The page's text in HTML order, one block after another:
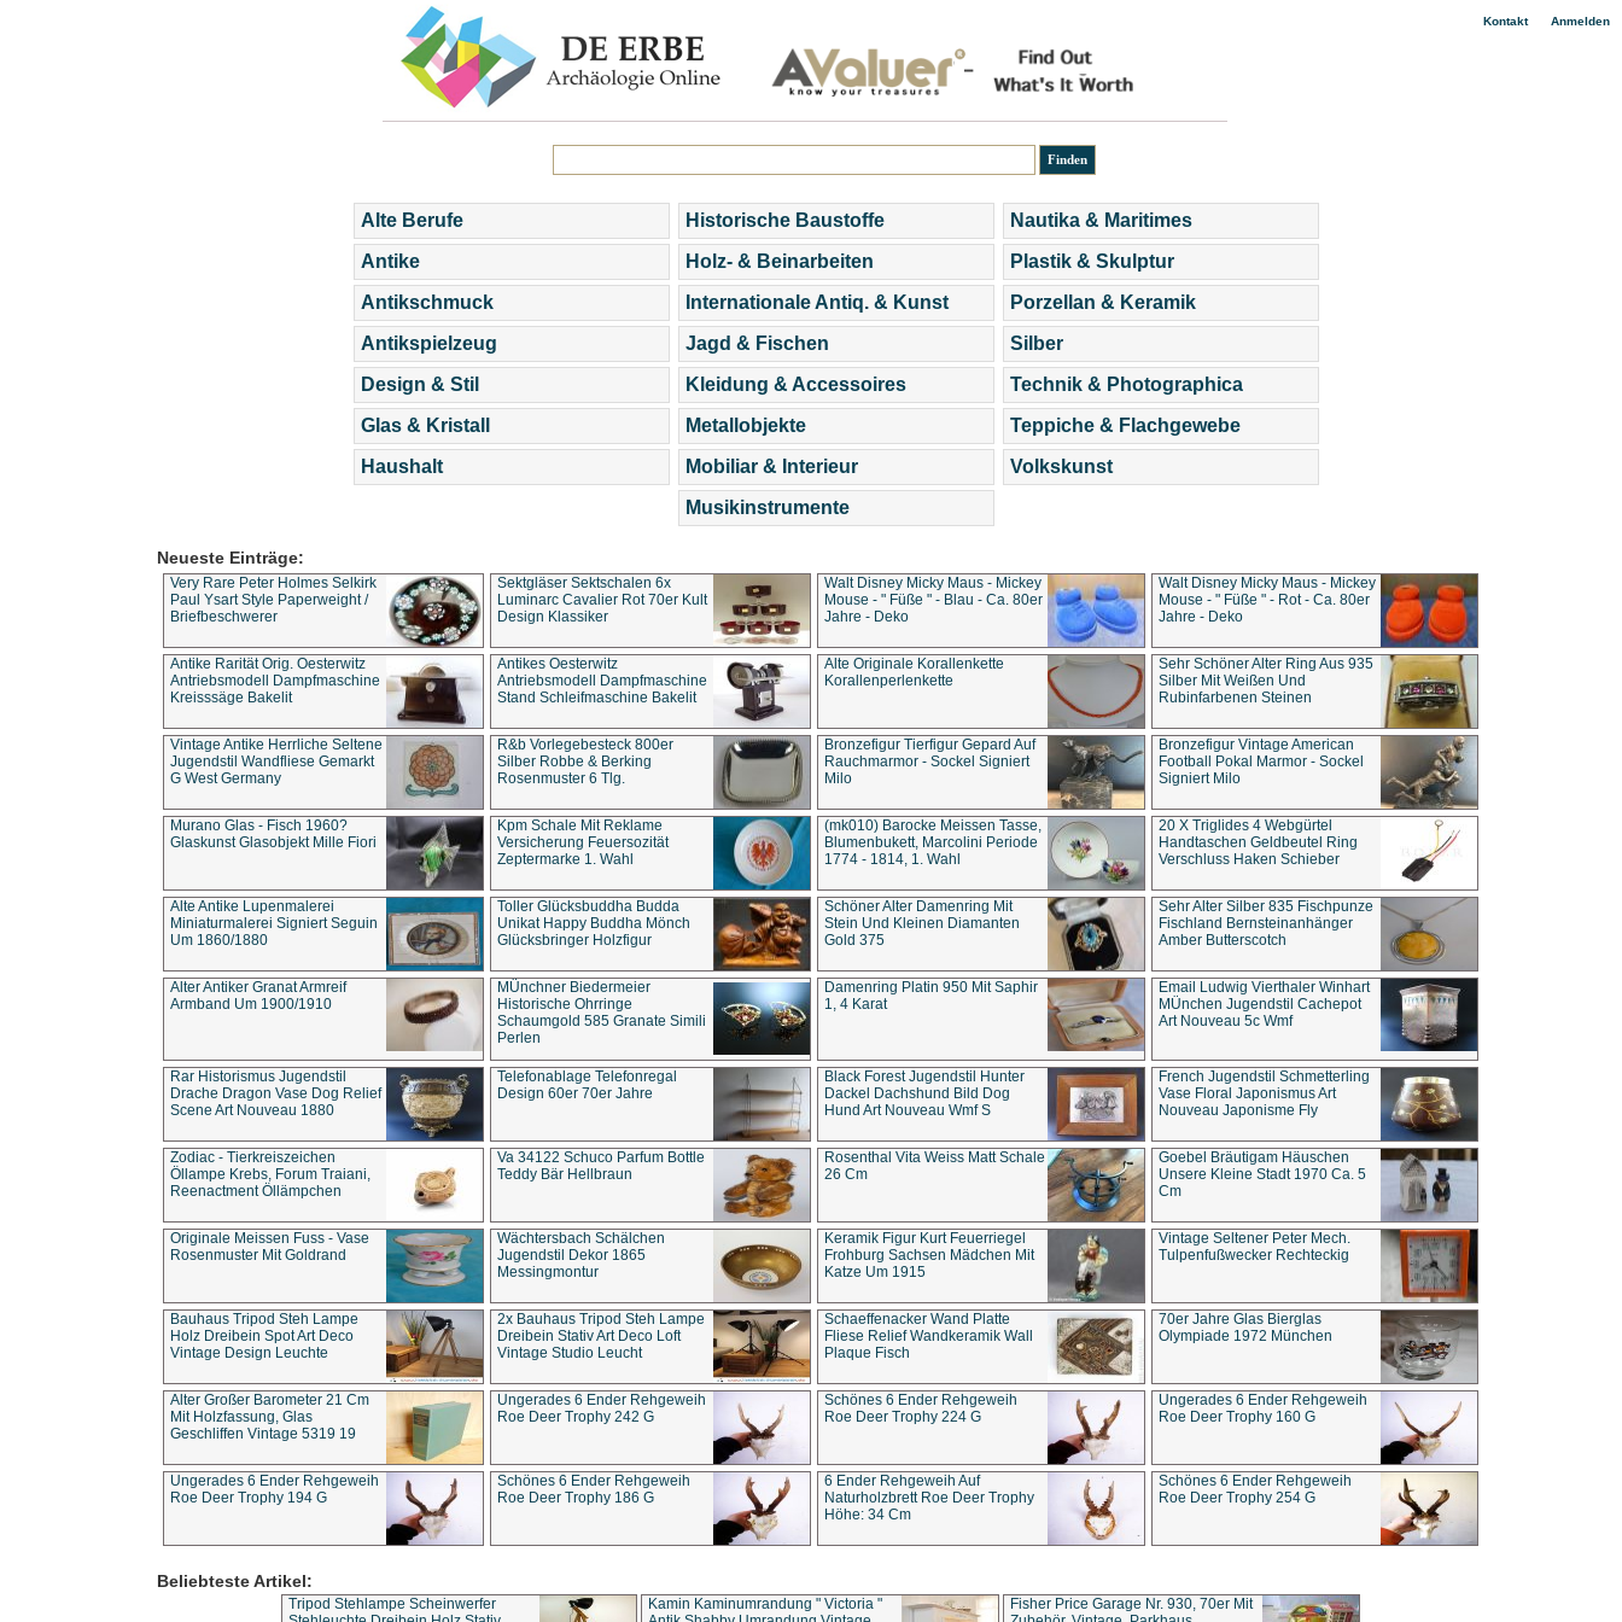
Kontakt| Anmelden
Alte Berufe
Antike
Antikschmuck
Antikspielzeug
Design & Stil
Glas & Kristall
Haushalt
Historische Baustoffe
Holz- & Beinarbeiten
Internationale Antiq. & Kunst
Jagd & Fischen
Kleidung & Accessoires
Metallobjekte
Mobiliar & Interieur
Musikinstrumente
Nautika & Maritimes
Plastik & Skulptur
Porzellan & Keramik
Silber
Technik & Photographica
Teppiche & Flachgewebe
Volkskunst
Neueste Einträge:
Very Rare Peter Holmes Selkirk
Paul Ysart Style Paperweight /
Briefbeschwerer
Sektgläser Sektschalen 6x
Luminarc Cavalier Rot 70er Kult
Design Klassiker
Walt Disney Micky Maus - Mickey
Mouse - " Füße " - Blau - Ca. 80er
Jahre - Deko
Walt Disney Micky Maus - Mickey
Mouse - " Füße " - Rot - Ca. 80er
Jahre - Deko
Antike Rarität Orig. Oesterwitz
Antriebsmodell Dampfmaschine
Kreisssäge Bakelit
Antikes Oesterwitz
Antriebsmodell Dampfmaschine
Stand Schleifmaschine Bakelit
Alte Originale Korallenkette
Korallenperlenkette
Sehr Schöner Alter Ring Aus 935
Silber Mit Weißen Und
Rubinfarbenen Steinen
Vintage Antike Herrliche Seltene
Jugendstil Wandfliese Gemarkt
G West Germany
R&b Vorlegebesteck 800er
Silber Robbe & Berking
Rosenmuster 6 Tlg.
Bronzefigur Tierfigur Gepard Auf
Rauchmarmor - Sockel Signiert
Milo
Bronzefigur Vintage American
Football Pokal Marmor - Sockel
Signiert Milo
Murano Glas - Fisch 1960?
Glaskunst Glasobjekt Mille Fiori
Kpm Schale Mit Reklame
Versicherung Feuersozität
Zeptermarke 1. Wahl
(mk010) Barocke Meissen Tasse,
Blumenbukett, Marcolini Periode
1774 - 1814, 1. Wahl
20 X Triglides 4 Webgürtel
Handtaschen Geldbeutel Ring
Verschluss Haken Schieber
Alte Antike Lupenmalerei
Miniaturmalerei Signiert Seguin
Um 1860/1880
Toller Glücksbuddha Budda
Unikat Happy Buddha Mönch
Glücksbringer Holzfigur
Schöner Alter Damenring Mit
Stein Und Kleinen Diamanten
Gold 375
Sehr Alter Silber 835 Fischpunze
Fischland Bernsteinanhänger
Amber Butterscotch
Alter Antiker Granat Armreif
Armband Um 1900/1910
MÜnchner Biedermeier
Historische Ohrringe
Schaumgold 585 Granate Simili
Perlen
Damenring Platin 950 Mit Saphir
1, 4 Karat
Email Ludwig Vierthaler Winhart
MÜnchen Jugendstil Cachepot
Art Nouveau 5c Wmf
Rar Historismus Jugendstil
Drache Dragon Vase Dog Relief
Scene Art Nouveau 1880
Telefonablage Telefonregal
Design 60er 70er Jahre
Black Forest Jugendstil Hunter
Dackel Dachshund Bild Dog
Hund Art Nouveau Wmf S
French Jugendstil Schmetterling
Vase Floral Japonismus Art
Nouveau Japonisme Fly
Zodiac - Tierkreiszeichen
Öllampe Krebs, Forum Traiani,
Reenactment Öllämpchen
Va 34122 Schuco Parfum Bottle
Teddy Bär Hellbraun
Rosenthal Vita Weiss Matt Schale
26 Cm
Goebel Bräutigam Häuschen
Unsere Kleine Stadt 1970 Ca. 5
Cm
Originale Meissen Fuss - Vase
Rosenmuster Mit Goldrand
Wächtersbach Schälchen
Jugendstil Dekor 1865
Messingmontur
Keramik Figur Kurt Feuerriegel
Frohburg Sachsen Mädchen Mit
Katze Um 1915
Vintage Seltener Peter Mech.
Tulpenfußwecker Rechteckig
Bauhaus Tripod Steh Lampe
Holz Dreibein Spot Art Deco
Vintage Design Leuchte
2x Bauhaus Tripod Steh Lampe
Dreibein Stativ Art Deco Loft
Vintage Studio Leucht
Schaeffenacker Wand Platte
Fliese Relief Wandkeramik Wall
Plaque Fisch
70er Jahre Glas Bierglas
Olympiade 1972 München
Alter Großer Barometer 21 Cm
Mit Holzfassung, Glas
Geschliffen Vintage 5319 19
Ungerades 6 Ender Rehgeweih
Roe Deer Trophy 242 G
Schönes 6 Ender Rehgeweih
Roe Deer Trophy 224 G
Ungerades 6 Ender Rehgeweih
Roe Deer Trophy 160 G
Ungerades 6 Ender Rehgeweih
Roe Deer Trophy 194 G
Schönes 6 Ender Rehgeweih
Roe Deer Trophy 186 G
6 Ender Rehgeweih Auf
Naturholzbrett Roe Deer Trophy
Höhe: 34 Cm
Schönes 6 Ender Rehgeweih
Roe Deer Trophy 254 G
Beliebteste Artikel:
Tripod Stehlampe Scheinwerfer
Kamin Kaminumrandung " Victoria "
Fisher Price Garage Nr. 930, 70er Mit